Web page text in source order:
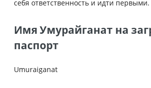
себя ответственность и идти первыми.
Имя Умурайганат на
паспорт
Umuraiganat